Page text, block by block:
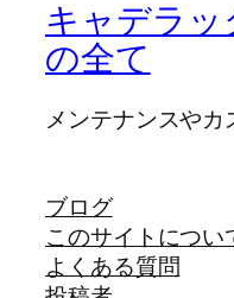
キャデラ
の全て
メンテナンスや
ブログ
このサイトについ
よくある質問